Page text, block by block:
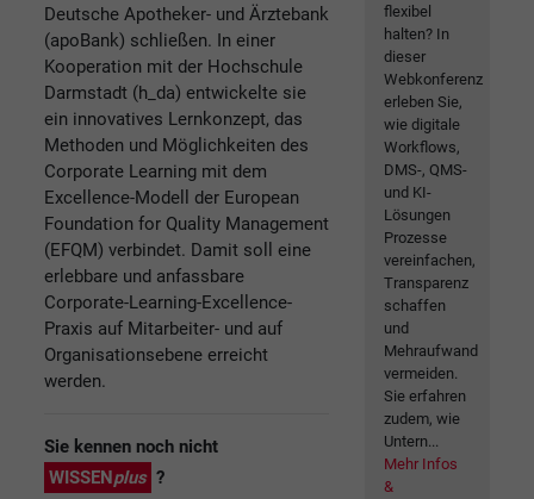
Deutsche Apotheker- und Ärztebank
(apoBank) schließen. In einer
Kooperation mit der Hochschule
Darmstadt (h_da) entwickelte sie
ein innovatives Lernkonzept, das
Methoden und Möglichkeiten des
Corporate Learning mit dem
Excellence-Modell der European
Foundation for Quality Management
(EFQM) verbindet. Damit soll eine
erlebbare und anfassbare
Corporate-Learning-Excellence-
Praxis auf Mitarbeiter- und auf
Organisationsebene erreicht
werden.
Sie kennen noch nicht
WISSENplus ?
flexibel
halten? In
dieser
Webkonferenz
erleben Sie,
wie digitale
Workflows,
DMS-, QMS-
und KI-
Lösungen
Prozesse
vereinfachen,
Transparenz
schaffen
und
Mehraufwand
vermeiden.
Sie erfahren
zudem, wie
Untern...
Mehr Infos
&